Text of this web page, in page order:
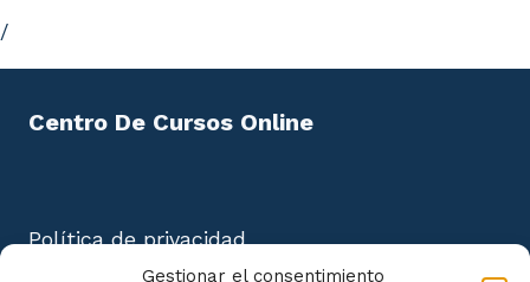
Gestionar el consentimiento
/
Centro De Cursos Online
Política de privacidad
Aviso Legal